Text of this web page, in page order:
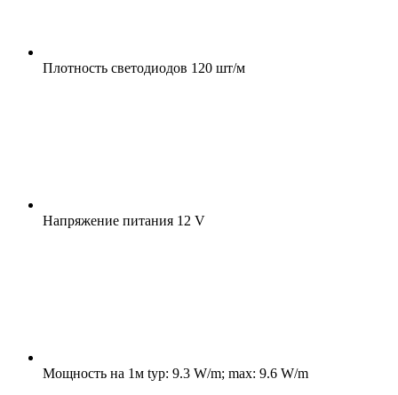
Плотность светодиодов 120 шт/м
Напряжение питания 12 V
Мощность на 1м typ: 9.3 W/m; max: 9.6 W/m